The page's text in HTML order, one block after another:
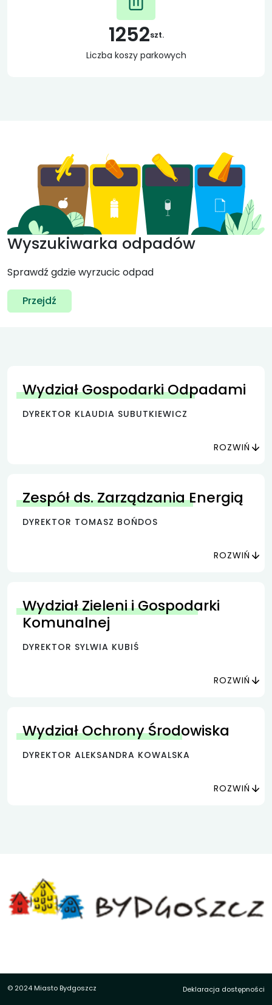
1252szt.
Liczba koszy parkowych
Wyszukiwarka odpadów
Sprawdź gdzie wyrzucic odpad
Przejdź
Wydział Gospodarki Odpadami
DYREKTOR KLAUDIA SUBUTKIEWICZ
ROZWIŃ
Zespół ds. Zarządzania Energią
DYREKTOR TOMASZ BOŃDOS
ROZWIŃ
Wydział Zieleni i Gospodarki
Komunalnej
DYREKTOR SYLWIA KUBIŚ
ROZWIŃ
Wydział Ochrony Środowiska
DYREKTOR ALEKSANDRA KOWALSKA
ROZWIŃ
© 2024 Miasto Bydgoszcz Deklaracja dostępności